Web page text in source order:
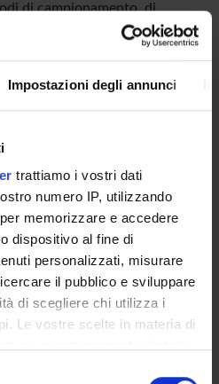
Impostazioni degli annunci
trattiamo i vostri dati
numero IP, utilizzando
memorizzare e accedere
dispositivo al fine di
personalizzati, misurare
il pubblico e sviluppare
di scegliere chi utilizza i
Le vostre scelte in materia di
di campionamento, di
previsti dalle analisi ufficiali.
degli MGM:
basati sulle Proteine,
le attività che coinvolgono
genico orizzontale